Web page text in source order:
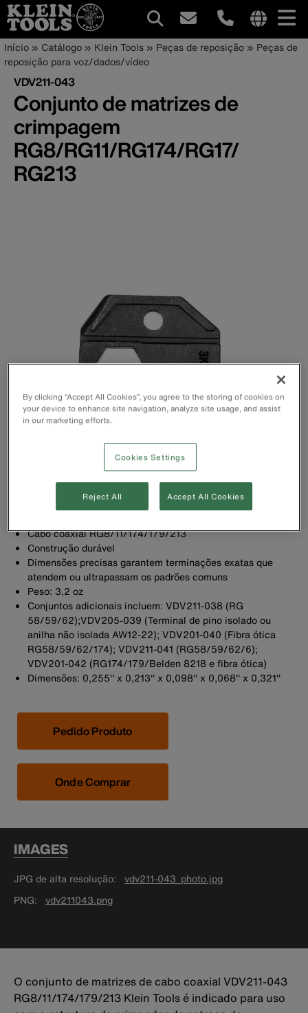
Pular
para
conteúdo
principal
site
Navegação
principal
Trilha
de
navegação
Início Catálogo Klein Tools Peças de reposição
Peças de
reposição para voz/dados/vídeo
VDV211-043
Conjunto de matrizes de
crimpagem
RG8/RG11/RG174/RG17/
RG213
Cabo coaxial RG8/11/174/179/213
Construção durável
Dimensões precisas garantem terminações exatas que
atendem ou ultrapassam os padrões comuns
Peso: 3,2 oz
Conjuntos adicionais incluem: VDV211-038 (RG
58/59/62);VDV205-039 (Terminal de pino isolado ou
anilha não isolada AW12-22); VDV201-040 (Fibra ótica
RG58/59/62/174); VDV211-041 (RG58/59/62/6);
VDV201-042 (RG174/179/Belden 8218 e fibra ótica)
Dimensões: 0,255'' x 0,213'' x 0,098'' x 0,068'' x 0,321''
Pedido Produto
Onde Comprar
IMAGES
JPG de alta resolução
vdv211-043_photo.jpg
PNG
vdv211043.png
O conjunto de matrizes de cabo coaxial VDV211-043
RG8/11/174/179/213 Klein Tools é indicado para uso
By clicking “Accept All Cookies”, you agree to the storing of cookies on
your device to enhance site navigation, analyze site usage, and assist
in our marketing efforts.
Cookies Settings
Reject All Accept All Cookies